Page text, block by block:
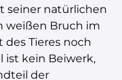
seiner natürlichen
weißen Bruch im
des Tieres noch
ist kein Beiwerk,
der